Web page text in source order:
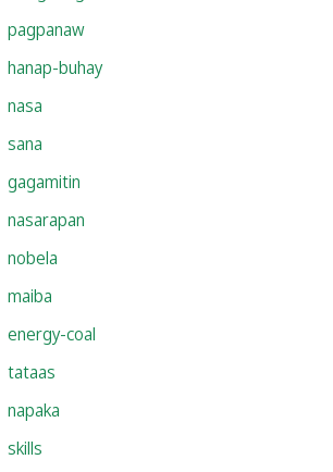
pagpanaw
hanap-buhay
nasa
sana
gagamitin
nasarapan
nobela
maiba
energy-coal
tataas
napaka
skills